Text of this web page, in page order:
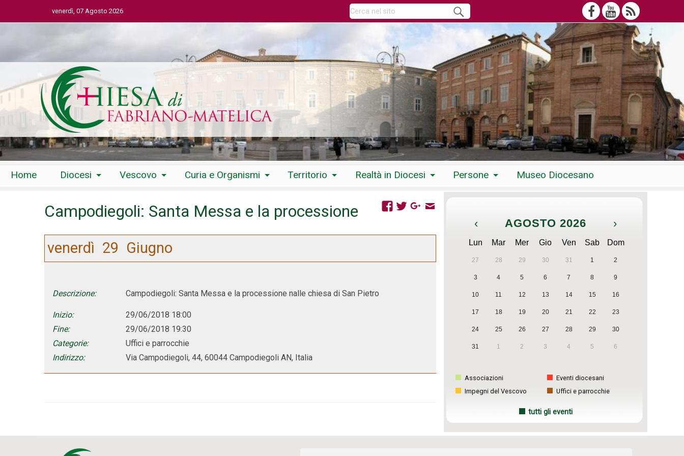
venerdì, 07 Agosto 2026
Home Diocesi Vescovo Curia e Organismi Territorio Realtà in Diocesi Persone Museo Diocesano
Campodiegoli: Santa Messa e la processione
venerdì 29 Giugno
Descrizione: Campodiegoli: Santa Messa e la processione nalle chiesa di San Pietro
Inizio:
29/06/2018 18:00
Fine:
29/06/2018 19:30
Categorie:
Uffici e parrocchie
Indirizzo:
Via Campodiegoli, 44, 60044 Campodiegoli AN, Italia
‹ AGOSTO 2026 ›
Lun Mar Mer Gio Ven Sab Dom
27 28 29 30 31 1 2
3 4 5 6 7 8 9
10 11 12 13 14 15 16
17 18 19 20 21 22 23
24 25 26 27 28 29 30
31 1 2 3 4 5 6
Associazioni
Eventi diocesani
Impegni del Vescovo
Uffici e parrocchie
tutti gli eventi